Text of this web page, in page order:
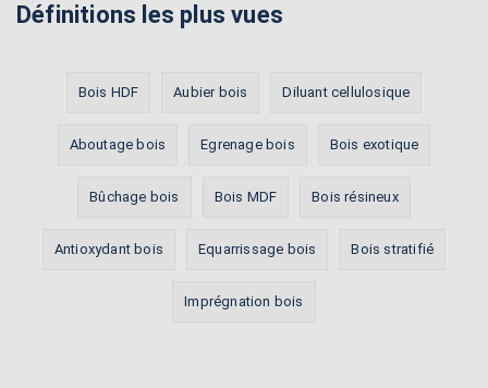
Définitions les plus vues
Bois HDF Aubier bois Diluant cellulosique
Aboutage bois Egrenage bois Bois exotique
Bûchage bois Bois MDF Bois résineux
Antioxydant bois Equarrissage bois Bois stratifié
Imprégnation bois